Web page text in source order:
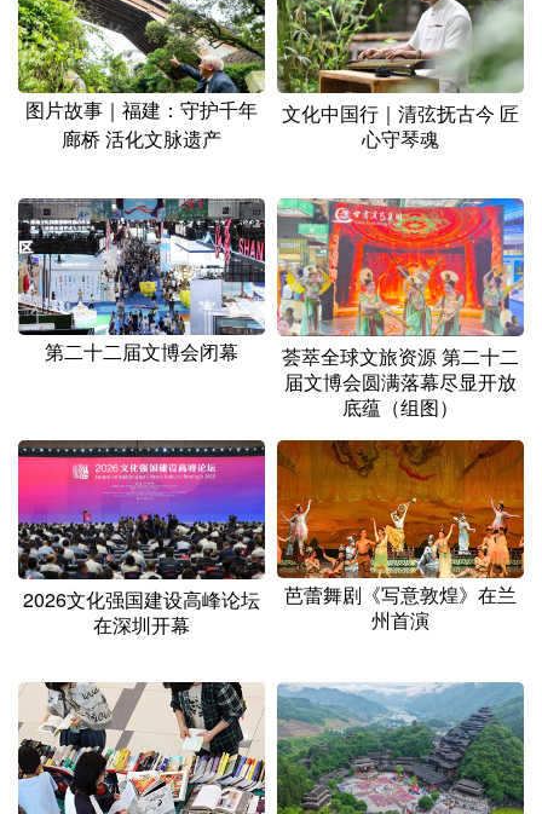
多语种频道
English Español Français عربى
Русский язык
图片故事｜福建：守护千年
廊桥 活化文脉遗产
文化中国行｜清弦抚古今 匠
心守琴魂
第二十二届文博会闭幕
荟萃全球文旅资源 第二十二
届文博会圆满落幕尽显开放
底蕴（组图）
2026文化强国建设高峰论坛
在深圳开幕
芭蕾舞剧《写意敦煌》在兰
州首演